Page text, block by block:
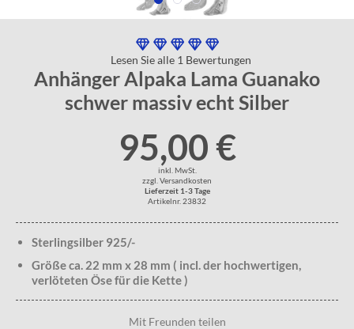
Lesen Sie alle 1 Bewertungen
Anhänger Alpaka Lama Guanako
schwer massiv echt Silber
95,00 €
inkl. MwSt.
zzgl. Versandkosten
Lieferzeit 1-3 Tage
Artikelnr. 23832
Sterlingsilber 925/-
Größe ca. 22 mm x 28 mm ( incl. der hochwertigen,
verlöteten Öse für die Kette )
Mit Freunden teilen